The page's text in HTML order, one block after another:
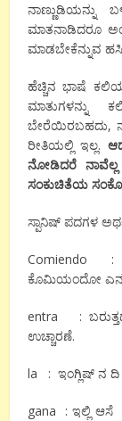
ನಾಣ್ಣುಡಿಯನ್ನು
ಮಾತನಾಡಿದರೂ
ಮಾಡಬೇಕೆನ್ನುವ
ಹೆಚ್ಚಿನ ಭಾಷೆ
ಮಾತುಗಳನ್ನು
ಬೇರೆಯಿರಬಹದು,
ರೀತಿಯಲ್ಲಿ ಇಲ್ಲ.
ನೋಡಿದರೆ ನಾವೆಲ್ಲ
ಸಂಕುಚಿತೆಯ
ಸ್ಪಾನಿಷ್ ಪದಗಳ
Comiendo :
ಕೊಮಿಯಂದೋ
entra :
ಉಚ್ಚಾರಣೆ.
la : ಇಂಗ್ಲಿಷ್ ನ ದಿ
gana : ಇಲ್ಲಿ ಆಸೆ